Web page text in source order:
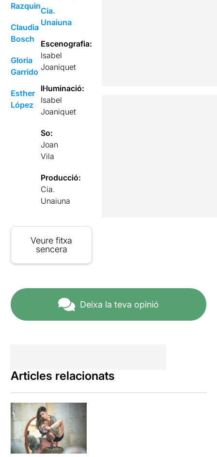
Razquin
Claudia
Bosch
Gloria
Garrido
Esther
López
Cia.
Unaiuna
Escenografia:
Isabel
Joaniquet
Il·luminació:
Isabel
Joaniquet
So:
Joan
Vila
Producció:
Cia.
Unaiuna
Veure fitxa
sencera
Deixa la teva opinió
Articles relacionats